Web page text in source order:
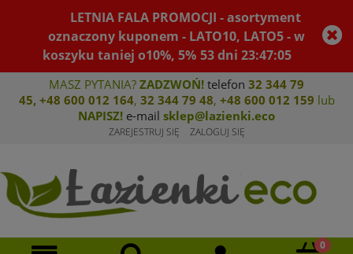
LETNIA FALA PROMOCJI - asortyment
oznaczony kuponem - LATO10, LATO5 - w
koszyku taniej o10%, 5% 53dni23:47:04
MASZ PYTANIA? ZADZWOŃ! telefon 32 344 79
45, +48 600 012 164, 32 344 79 48, +48 600 012 159 lub
NAPISZ! e-mail sklep@lazienki.eco
ZAREJESTRUJ SIĘ ZALOGUJ SIĘ